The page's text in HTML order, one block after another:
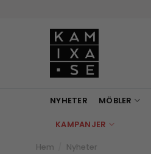
NYHETER MÖBLER
KAMPANJER
Hem Nyheter